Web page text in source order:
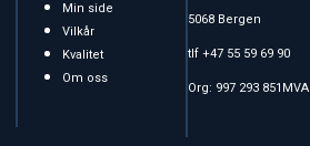
Min side
Vilkår
Kvalitet
Om oss
5068 Bergen
tlf +47 55 59 69 90
Org: 997 293 851MVA